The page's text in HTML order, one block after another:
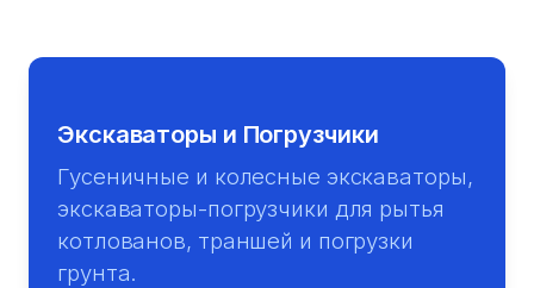
Экскаваторы и Погрузчики
Гусеничные и колесные экскаваторы,
экскаваторы-погрузчики для рытья
котлованов, траншей и погрузки
грунта.